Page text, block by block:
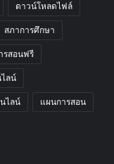
ดาวน์โหลดไฟล์
สภาการศึกษา
รสอนฟรี
ไลน์
ไลน์ แผนการสอน